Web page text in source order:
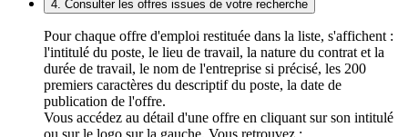
4. Consulter les offres issues de votre recherche
Pour chaque offre d'emploi restituée dans la liste, s'affichent :
l'intitulé du poste, le lieu de travail, la nature du contrat et la
durée de travail, le nom de l'entreprise si précisé, les 200
premiers caractères du descriptif du poste, la date de
publication de l'offre.
Vous accédez au détail d'une offre en cliquant sur son intitulé
ou sur le logo sur la gauche. Vous retrouvez :